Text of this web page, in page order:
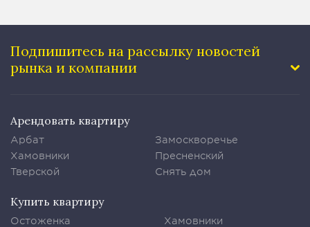
Подпишитесь на рассылку новостей
рынка и компании
Арендовать квартиру
Арбат
Хамовники
Тверской
Замоскворечье
Пресненский
Снять дом
Купить квартиру
Остоженка
Хамовники